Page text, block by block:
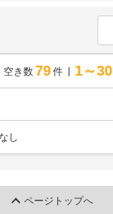
空き数 79 件 1～30
なし
ページトップへ